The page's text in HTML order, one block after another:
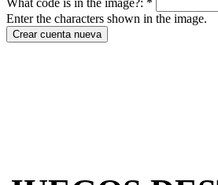
What code is in the image?: *
Enter the characters shown in the image.